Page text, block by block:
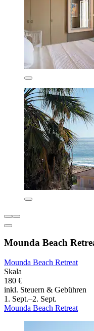
Mounda Beach
Mounda Beach Retreat
Skala
180 €
inkl. Steuern & Gebühren
1. Sept.–2. Sept.
Mounda Beach Retreat